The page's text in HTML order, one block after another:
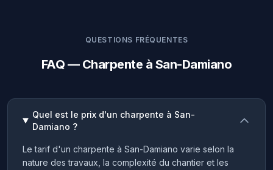
QUESTIONS FRÉQUENTES
FAQ — Charpente à San-Damiano
Quel est le prix d'un charpente à San-
Damiano ?
Le tarif d'un charpente à San-Damiano varie selon la
nature des travaux, la complexité du chantier et les